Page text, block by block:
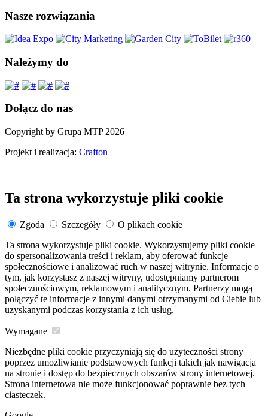
Nasze rozwiązania
Należymy do
Dołącz do nas
Copyright by Grupa MTP 2026
Projekt i realizacja: Crafton
Ta strona wykorzystuje pliki cookie
Zgoda Szczegóły
O plikach cookie
Ta strona wykorzystuje pliki cookie. Wykorzystujemy pliki cookie
do spersonalizowania treści i reklam, aby oferować funkcje
społecznościowe i analizować ruch w naszej witrynie. Informacje o
tym, jak korzystasz z naszej witryny, udostępniamy partnerom
społecznościowym, reklamowym i analitycznym. Partnerzy mogą
połączyć te informacje z innymi danymi otrzymanymi od Ciebie lub
uzyskanymi podczas korzystania z ich usług.
Wymagane
Niezbędne pliki cookie przyczyniają się do użyteczności strony
poprzez umożliwianie podstawowych funkcji takich jak nawigacja
na stronie i dostęp do bezpiecznych obszarów strony internetowej.
Strona internetowa nie może funkcjonować poprawnie bez tych
ciasteczek.